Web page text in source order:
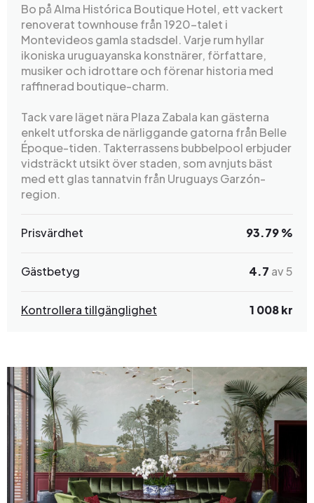
Bo på Alma Histórica Boutique Hotel, ett vackert
renoverat townhouse från 1920-talet i
Montevideos gamla stadsdel. Varje rum hyllar
ikoniska uruguayanska konstnärer, författare,
musiker och idrottare och förenar historia med
raffinerad boutique-charm.
Tack vare läget nära Plaza Zabala kan gästerna
enkelt utforska de närliggande gatorna från Belle
Époque-tiden. Takterrassens bubbelpool erbjuder
vidsträckt utsikt över staden, som avnjuts bäst
med ett glas tannatvin från Uruguays Garzón-
region.
Prisvärdhet 93.79 %
Gästbetyg 4.7 av 5
Kontrollera tillgänglighet 1 008 kr